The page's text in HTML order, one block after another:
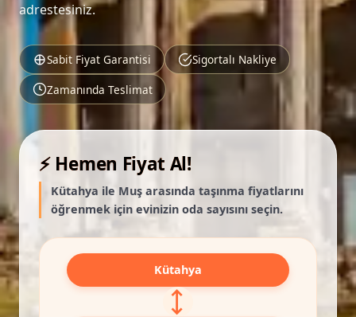
adrestesiniz.
Sabit Fiyat Garantisi
Sigortalı Nakliye
Zamanında Teslimat
⚡ Hemen Fiyat Al!
Kütahya ile Muş arasında taşınma fiyatlarını
öğrenmek için evinizin oda sayısını seçin.
Kütahya
⟷